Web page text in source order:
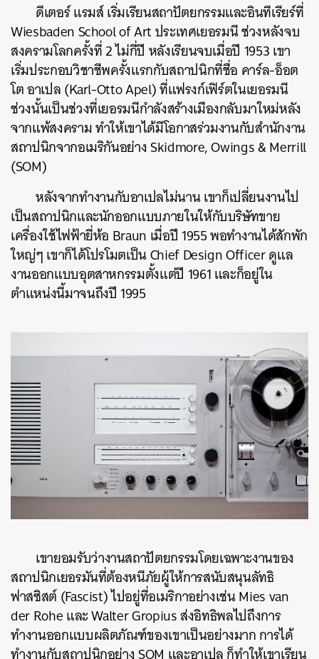
ดีเตอร์ แรมส์ เริ่มเรียนสถาปัตยกรรมและอินทีเรียร์ที่
Wiesbaden School of Art ประเทศเยอรมนี ช่วงหลังจบ
สงครามโลกครั้งที่ 2 ไม่กี่ปี หลังเรียนจบเมื่อปี 1953 เขา
เริ่มประกอบวิชาชีพครั้งแรกกับสถาปนิกที่ชื่อ คาร์ล-อ็อต
โต อาเปล (Karl-Otto Apel) ที่แฟรงก์เฟิร์ตในเยอรมนี
ช่วงนั้นเป็นช่วงที่เยอรมนีกำลังสร้างเมืองกลับมาใหม่หลัง
จากแพ้สงคราม ทำให้เขาได้มีโอกาสร่วมงานกับสำนักงาน
สถาปนิกจากอเมริกันอย่าง Skidmore, Owings & Merrill
(SOM)
หลังจากทำงานกับอาเปลไม่นาน เขาก็เปลี่ยนงานไป
เป็นสถาปนิกและนักออกแบบภายในให้กับบริษัทขาย
เครื่องใช้ไฟฟ้ายี่ห้อ Braun เมื่อปี 1955 พอทำงานได้สักพัก
ใหญ่ๆ เขาก็ได้โปรโมตเป็น Chief Design Officer ดูแล
งานออกแบบอุตสาหกรรมตั้งแต่ปี 1961 และก็อยู่ใน
ตำแหน่งนี้มาจนถึงปี 1995
เขายอมรับว่างานสถาปัตยกรรมโดยเฉพาะงานของ
สถาปนิกเยอรมันที่ต้องหนีภัยผู้ให้การสนับสนุนลัทธิ
ฟาสซิสต์ (Fascist) ไปอยู่ที่อเมริกาอย่างเช่น Mies van
der Rohe และ Walter Gropius ส่งอิทธิพลไปถึงการ
ทำงานออกแบบผลิตภัณฑ์ของเขาเป็นอย่างมาก การได้
ทำงานกับสถาปนิกอย่าง SOM และอาเปล ก็ทำให้เขาเรียน